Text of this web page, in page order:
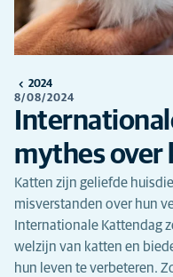
2024
8/08/2024
mythes
Katten zijn geliefde
misverstanden over hun
Internationale Kattendag
welzijn van katten en
hun leven te verbeteren.